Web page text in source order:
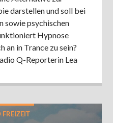
darstellen und soll bei
sowie psychischen
Hypnose
an in Trance zu sein?
Q-Reporterin Lea
FREIZEIT